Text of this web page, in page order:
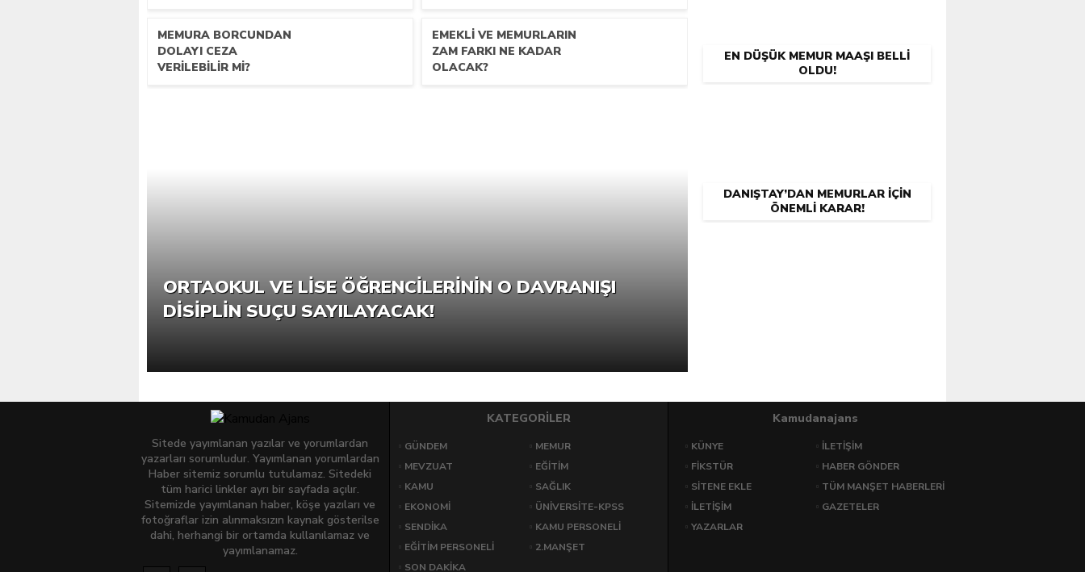
MEMURA BORCUNDAN
DOLAYI CEZA
VERILEBILIR MI?
EMEKLI VE MEMURLARIN
ZAM FARKI NE KADAR
OLACAK?
ORTAOKUL VE LISE ÖĞRENCILERININ O DAVRANIŞI
DISIPLIN SUÇU SAYILAYACAK!
EN DÜŞÜK MEMUR MAAŞI BELLI
OLDU!
DANIŞTAY’DAN MEMURLAR İÇIN
ÖNEMLI KARAR!
Sitede yayımlanan yazılar ve yorumlardan
yazarları sorumludur. Yayımlanan yorumlardan
Haber sitemiz sorumlu tutulamaz. Sitedeki
tüm harici linkler ayrı bir sayfada açılır.
Sitemizde yayımlanan haber, köşe yazıları ve
fotoğraflar izin alınmaksızın kaynak gösterilse
dahi, herhangi bir ortamda kullanılamaz ve
yayımlanamaz.
KATEGORİLER
GÜNDEM
MEMUR
MEVZUAT
EĞİTİM
KAMU
SAĞLIK
EKONOMİ
ÜNİVERSİTE-KPSS
SENDİKA
KAMU PERSONELİ
EĞİTİM PERSONELİ
2.MANŞET
SON DAKİKA
Kamudanajans
KÜNYE
İLETİŞİM
FİKSTÜR
HABER GÖNDER
SİTENE EKLE
TÜM MANŞET HABERLERİ
İLETİŞİM
GAZETELER
YAZARLAR